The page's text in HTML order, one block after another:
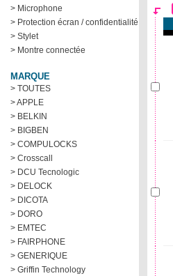
> Microphone
> Protection écran / confidentialité
> Stylet
> Montre connectée
MARQUE
> TOUTES
> APPLE
> BELKIN
> BIGBEN
> COMPULOCKS
> Crosscall
> DCU Tecnologic
> DELOCK
> DICOTA
> DORO
> EMTEC
> FAIRPHONE
> GENERIQUE
> Griffin Technology